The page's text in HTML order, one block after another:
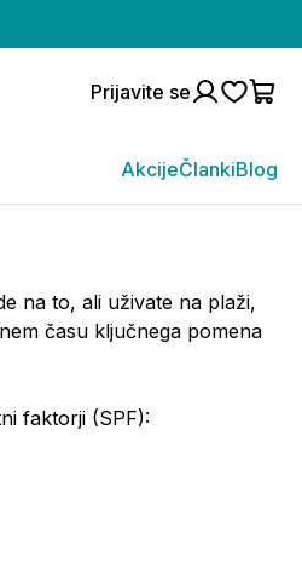
Prijavite se
AkcijeČlankiBlog
na to, ali uživate na plaži,
času ključnega pomena
faktorji (SPF):